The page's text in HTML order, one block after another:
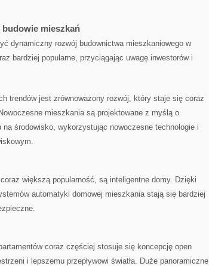
mieszkań
dynamiczny rozwój budownictwa mieszkaniowego w
bardziej popularne, przyciągając uwagę inwestorów i
trendów jest ‌zrównoważony rozwój, ⁤który staje się coraz
mieszkania są projektowane z ⁤myślą o
na środowisko, wykorzystując nowoczesne technologie i
większą‍ popularność, są inteligentne domy. Dzięki​
automatyki domowej mieszkania stają się bardziej‍
coraz częściej⁤ stosuje się koncepcję open
i lepszemu przepływowi światła. Duże panoramiczne